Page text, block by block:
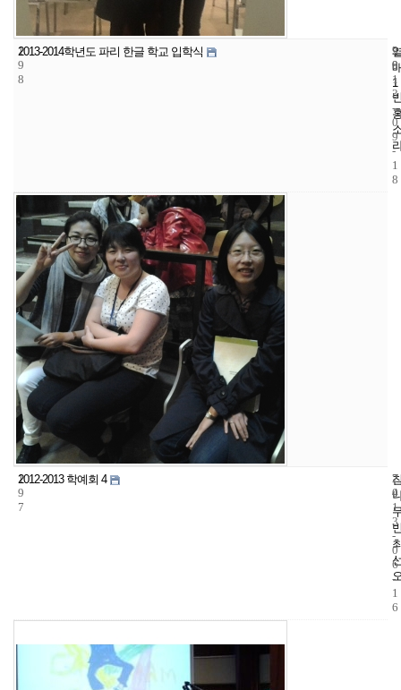
1
9
8
2013-2014학년도 파리 한글 학교 입학식
1
9
9
2
0
1
3
-
0
9
-
1
8
1
9
7
2012-2013 학예회 4
7
4
2
0
1
3
-
0
6
-
1
6